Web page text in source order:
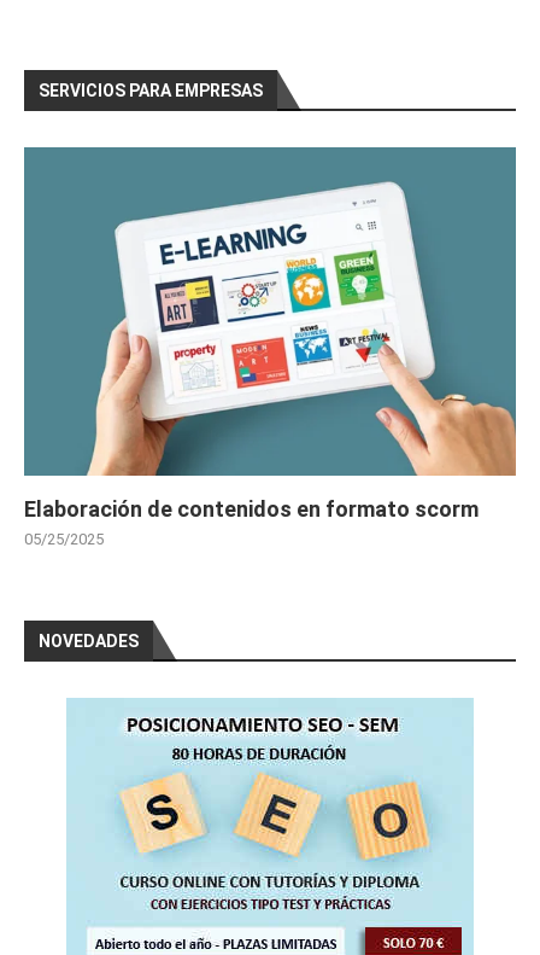
SERVICIOS PARA EMPRESAS
Elaboración de contenidos en formato scorm
05/25/2025
NOVEDADES